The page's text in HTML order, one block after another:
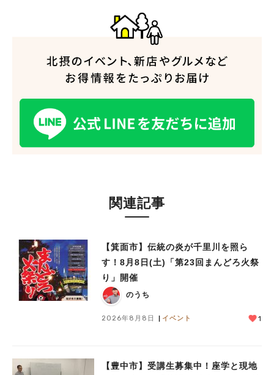
関連記事
【箕面市】伝統の炎が千里川を照ら
す！8月8日(土)「第23回まんどろ火祭
り」開催
のうち
2026年8月8日 イベント 1
【豊中市】受講生募集中！座学と現地